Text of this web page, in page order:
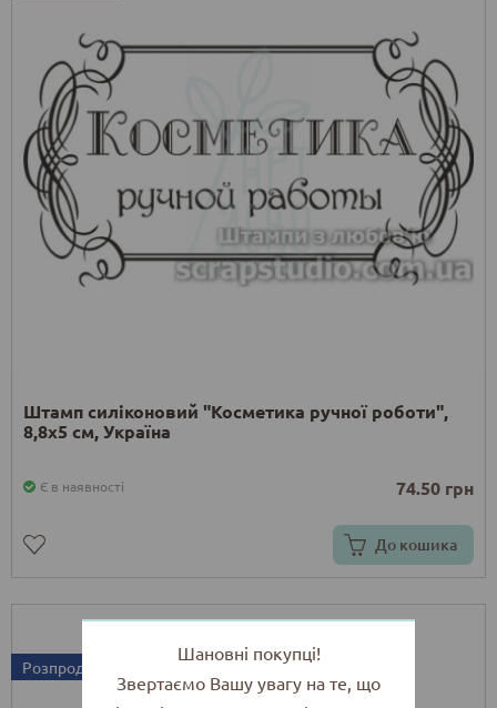
Штамп силіконовий "Косметика ручної роботи",
8,8x5 см, Україна
Є в наявності 74.50 грн
До кошика
Розпродаж
Шановні покупці!
Звертаємо Вашу увагу на те, що